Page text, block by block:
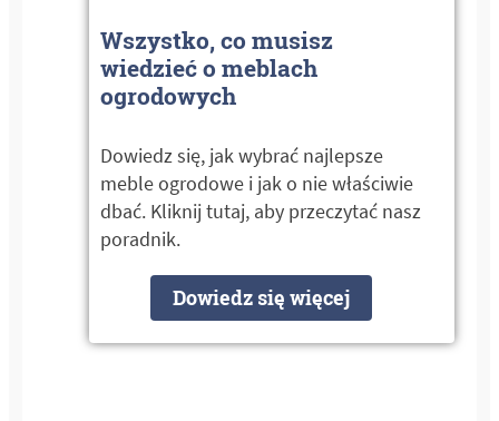
Wszystko, co musisz
wiedzieć o meblach
ogrodowych
Dowiedz się, jak wybrać najlepsze
meble ogrodowe i jak o nie właściwie
dbać. Kliknij tutaj, aby przeczytać nasz
poradnik.
Dowiedz się więcej